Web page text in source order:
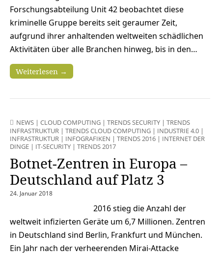
Forschungsabteilung Unit 42 beobachtet diese
kriminelle Gruppe bereits seit geraumer Zeit,
aufgrund ihrer anhaltenden weltweiten schädlichen
Aktivitäten über alle Branchen hinweg, bis in den…
Weiterlesen →
NEWS | CLOUD COMPUTING | TRENDS SECURITY | TRENDS
INFRASTRUKTUR | TRENDS CLOUD COMPUTING | INDUSTRIE 4.0 |
INFRASTRUKTUR | INFOGRAFIKEN | TRENDS 2016 | INTERNET DER
DINGE | IT-SECURITY | TRENDS 2017
Botnet-Zentren in Europa –
Deutschland auf Platz 3
24. Januar 2018
2016 stieg die Anzahl der
weltweit infizierten Geräte um 6,7 Millionen. Zentren
in Deutschland sind Berlin, Frankfurt und München.
Ein Jahr nach der verheerenden Mirai-Attacke